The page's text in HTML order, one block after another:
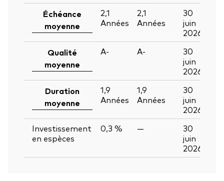
Échéance
moyenne
2,1
Années
2,1
Années
30
juin
2026
Qualité
moyenne
A- A-
30
juin
2026
Duration
moyenne
1,9
Années
1,9
Années
30
juin
2026
Investissement
en espèces
0,3 % —
30
juin
2026